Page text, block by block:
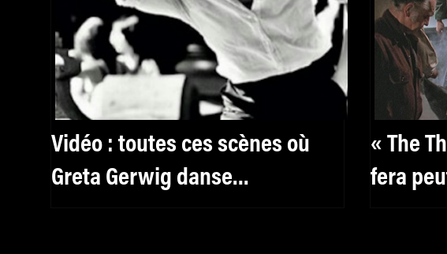
Vidéo : toutes ces scènes où
Greta Gerwig danse
« The
fera